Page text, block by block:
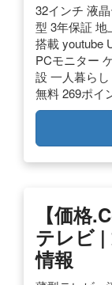
32インチ 液
型 3年保証 地
搭載 youtube
PCモニター
設 一人暮ら
無料 269ポイ
【価格
テレビ |
情報